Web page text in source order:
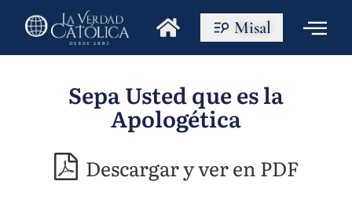
Misal
Sepa Usted que es la
Apologética
Descargar y ver en PDF